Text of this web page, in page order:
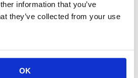
information that you’ve
they’ve collected from your use
OK